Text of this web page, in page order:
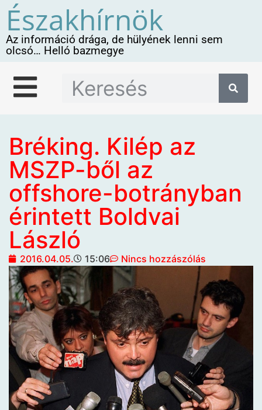
Északhírnök
Az információ drága, de hülyének lenni sem
olcsó… Helló bazmegye
Bréking. Kilép az
MSZP-ből az
offshore-botrányban
érintett Boldvai
László
2016.04.05. 15:06 Nincs hozzászólás